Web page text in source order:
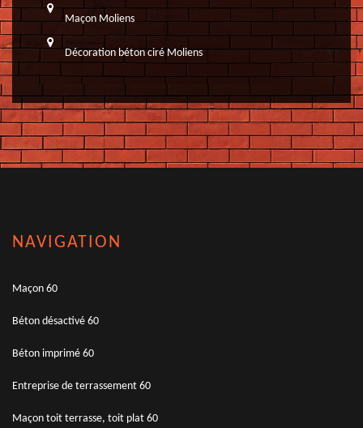
Maçon Moliens
Décoration béton ciré Moliens
NAVIGATION
Maçon 60
Béton désactivé 60
Béton imprimé 60
Entreprise de terrassement 60
Maçon toit terrasse, toit plat 60